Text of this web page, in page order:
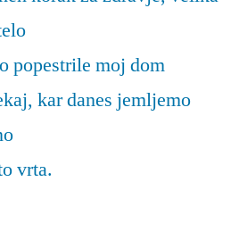
popestrile moj dom
kar danes jemljemo
vrta.